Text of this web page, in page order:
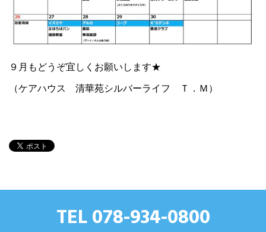
９月もどうぞ宜しくお願いします★
（ケアハウス 清華苑シルバーライフ Ｔ．Ｍ）
TEL 078-934-0800